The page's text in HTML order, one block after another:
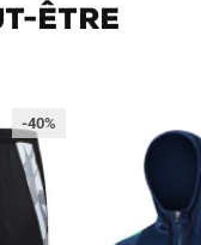
être
-40%